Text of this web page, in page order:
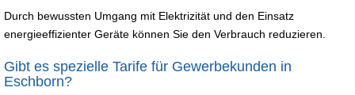
Durch bewussten Umgang mit Elektrizität und den Einsatz
energieeffizienter Geräte können Sie den Verbrauch reduzieren.
Gibt es spezielle Tarife für Gewerbekunden in
Eschborn?